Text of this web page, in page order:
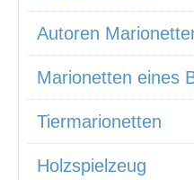
Autoren
Marionetten eines
Tiermarionetten
Holzspielzeug